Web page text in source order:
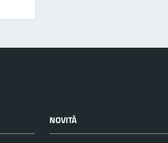
NOVITÀ